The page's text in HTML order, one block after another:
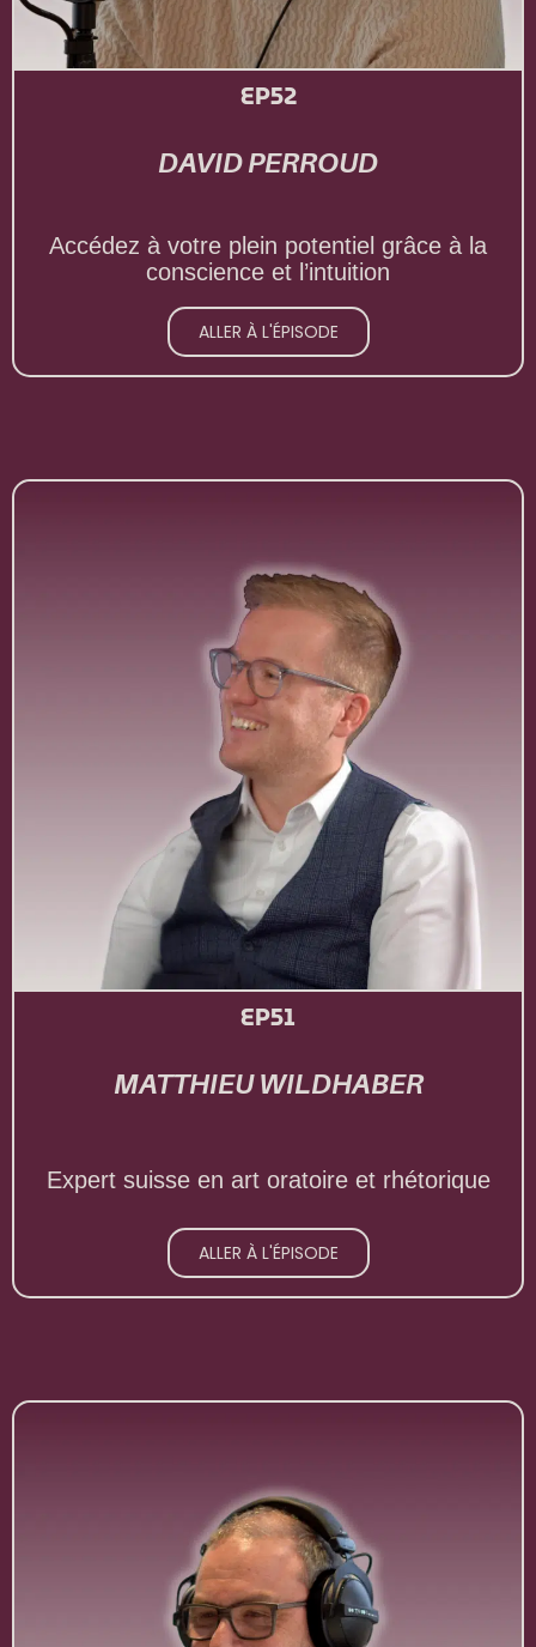
EP52
DAVID PERROUD
Accédez à votre plein potentiel grâce à la
conscience et l’intuition
ALLER À L'ÉPISODE
EP51
MATTHIEU WILDHABER
Expert suisse en art oratoire et rhétorique
ALLER À L'ÉPISODE